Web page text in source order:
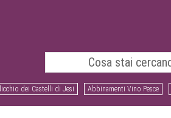
dei Castelli di Jesi Abbinamenti Vino Pesce